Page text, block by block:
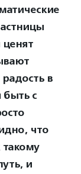
в
с
что
и